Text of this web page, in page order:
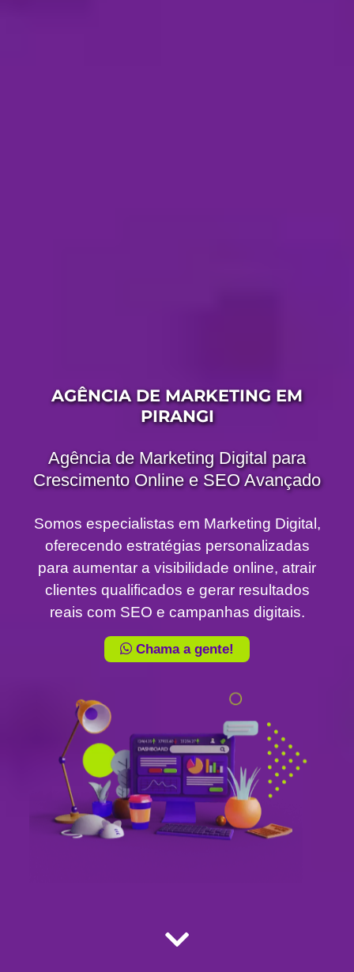
AGÊNCIA DE MARKETING EM
PIRANGI
Agência de Marketing Digital para
Crescimento Online e SEO Avançado
Somos especialistas em Marketing Digital,
oferecendo estratégias personalizadas
para aumentar a visibilidade online, atrair
clientes qualificados e gerar resultados
reais com SEO e campanhas digitais.
Chama a gente!